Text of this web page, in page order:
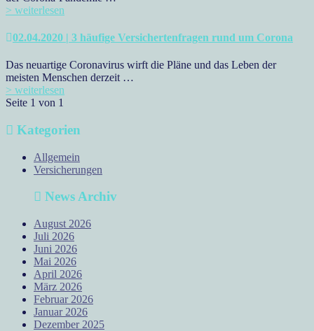
> weiterlesen
02.04.2020 | 3 häufige Versichertenfragen rund um Corona
Das neuartige Coronavirus wirft die Pläne und das Leben der
meisten Menschen derzeit …
> weiterlesen
Seite 1 von 1
Kategorien
Allgemein
Versicherungen
News Archiv
August 2026
Juli 2026
Juni 2026
Mai 2026
April 2026
März 2026
Februar 2026
Januar 2026
Dezember 2025